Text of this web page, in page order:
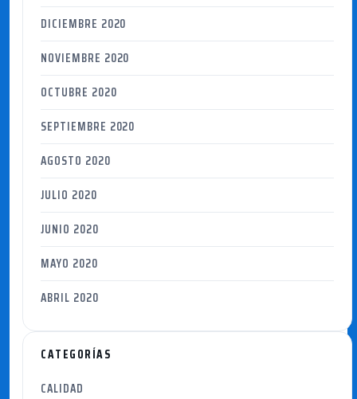
DICIEMBRE 2020
NOVIEMBRE 2020
OCTUBRE 2020
SEPTIEMBRE 2020
AGOSTO 2020
JULIO 2020
JUNIO 2020
MAYO 2020
ABRIL 2020
CATEGORÍAS
CALIDAD